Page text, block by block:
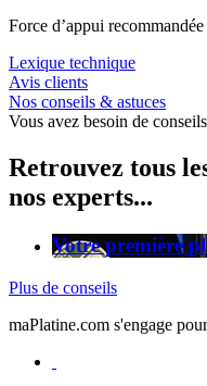
Force d’appui
Lexique technique
Avis clients
Nos conseils & astuces
Vous avez besoin de
Retrouvez tous
nos experts...
Votre première
Plus de conseils
maPlatine.com s'engage